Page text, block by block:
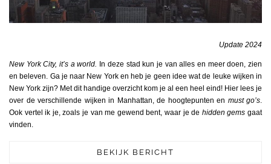
Update 2024
New York City, it’s a world. In deze stad kun je van alles en meer doen, zien
en beleven. Ga je naar New York en heb je geen idee wat de leuke wijken in
New York zijn? Met dit handige overzicht kom je al een heel eind! Hier lees je
over de verschillende wijken in Manhattan, de hoogtepunten en must go’s.
Ook vertel ik je, zoals je van me gewend bent, waar je de hidden gems gaat
vinden.
BEKIJK BERICHT